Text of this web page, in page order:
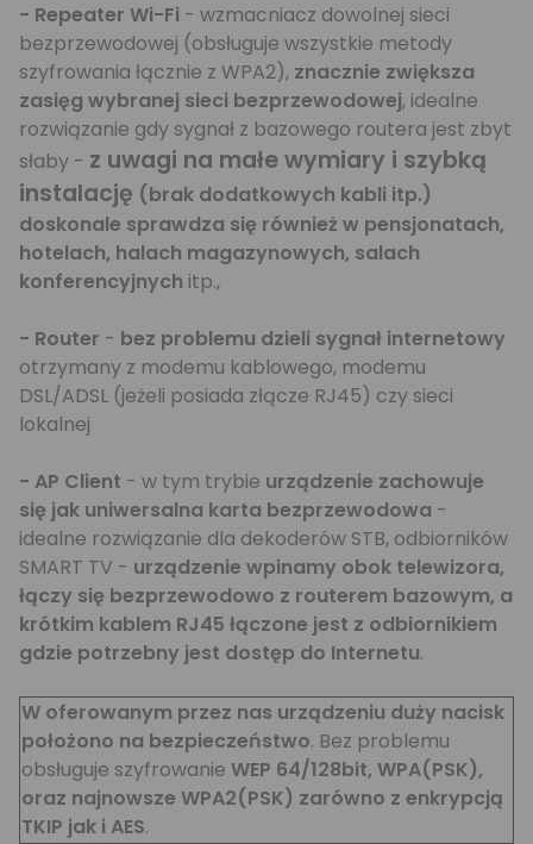
- Repeater Wi-Fi - wzmacniacz dowolnej sieci
bezprzewodowej (obsługuje wszystkie metody
szyfrowania łącznie z WPA2), znacznie zwiększa
zasięg wybranej sieci bezprzewodowej, idealne
rozwiązanie gdy sygnał z bazowego routera jest zbyt
słaby - z uwagi na małe wymiary i szybką
instalację (brak dodatkowych kabli itp.)
doskonale sprawdza się również w pensjonatach,
hotelach, halach magazynowych, salach
konferencyjnych itp.,
- Router - bez problemu dzieli sygnał internetowy
otrzymany z modemu kablowego, modemu
DSL/ADSL (jeżeli posiada złącze RJ45) czy sieci
lokalnej
- AP Client - w tym trybie urządzenie zachowuje
się jak uniwersalna karta bezprzewodowa -
idealne rozwiązanie dla dekoderów STB, odbiorników
SMART TV - urządzenie wpinamy obok telewizora,
łączy się bezprzewodowo z routerem bazowym, a
krótkim kablem RJ45 łączone jest z odbiornikiem
gdzie potrzebny jest dostęp do Internetu.
W oferowanym przez nas urządzeniu duży nacisk
położono na bezpieczeństwo. Bez problemu
obsługuje szyfrowanie WEP 64/128bit, WPA(PSK),
oraz najnowsze WPA2(PSK) zarówno z enkrypcją
TKIP jak i AES.